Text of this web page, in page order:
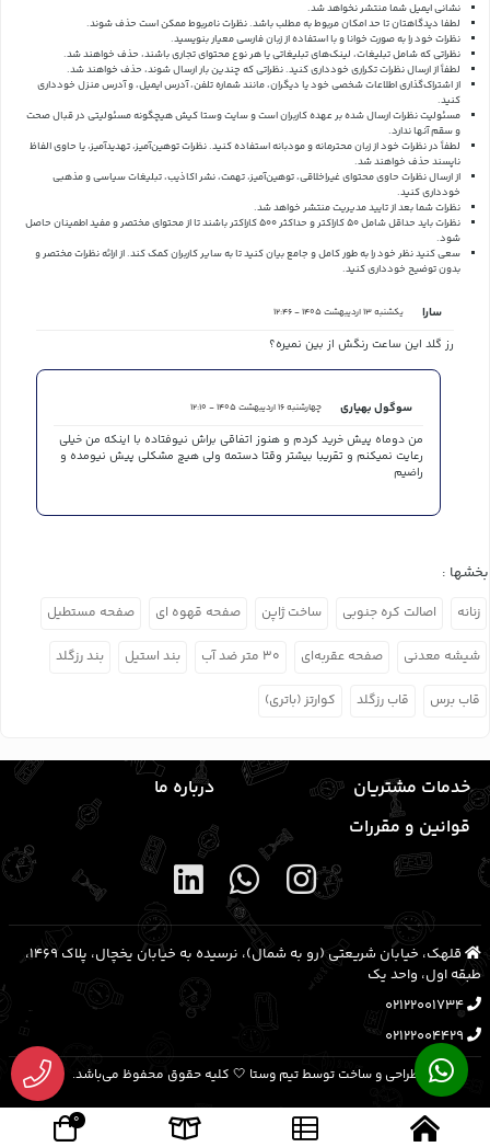
نشانی ایمیل شما منتشر نخواهد شد.
لطفا دیدگاهتان تا حد امکان مربوط به مطلب باشد. نظرات نامربوط ممکن است حذف شوند.
نظرات خود را به صورت خوانا و با استفاده از زبان فارسی معیار بنویسید.
نظراتی که شامل تبلیغات، لینک‌های تبلیغاتی یا هر نوع محتوای تجاری باشند، حذف خواهند شد.
لطفاً از ارسال نظرات تکراری خودداری کنید. نظراتی که چندین بار ارسال شوند، حذف خواهند شد.
از اشتراک‌گذاری اطلاعات شخصی خود یا دیگران، مانند شماره تلفن، آدرس ایمیل، و آدرس منزل خودداری
کنید.
مسئولیت نظرات ارسال شده بر عهده کاربران است و سایت وستا کیش هیچگونه مسئولیتی در قبال صحت
و سقم آنها ندارد.
لطفاً در نظرات خود از زبان محترمانه و مودبانه استفاده کنید. نظرات توهین‌آمیز، تهدیدآمیز، یا حاوی الفاظ
ناپسند حذف خواهند شد.
از ارسال نظرات حاوی محتوای غیراخلاقی، توهین‌آمیز، تهمت، نشر اکاذیب، تبلیغات سیاسی و مذهبی
خودداری کنید.
نظرات شما بعد از تایید مدیریت منتشر خواهد شد.
نظرات باید حداقل شامل 50 کاراکتر و حداکثر 500 کاراکتر باشند تا از محتوای مختصر و مفید اطمینان حاصل
شود.
سعی کنید نظر خود را به طور کامل و جامع بیان کنید تا به سایر کاربران کمک کند.از ارائه نظرات مختصر و
بدون توضیح خودداری کنید.
سارا یکشنبه 13 اردیبهشت 1405 - 12:46
رز گلد این ساعت رنگش از بین نمیره؟
سوگول بهیاری چهارشنبه 16 اردیبهشت 1405 - 12:10
من دوماه پیش خرید کردم و هنوز اتفاقی براش نیوفتاده با اینکه من خیلی
رعایت نمیکنم و تقریبا بیشتر وقتا دستمه ولی هیچ مشکلی پیش نیومده و
راضیم
بخشها :
زنانه اصالت کره جنوبی ساخت ژاپن صفحه قهوه ای صفحه مستطیل
شیشه معدنی صفحه عقربه‌ای ۳۰ متر ضد آب بند استیل بند رزگلد
قاب برس قاب رزگلد کوارتز (باتری)
خدمات مشتریان
درباره ما
قوانین و مقررات
قلهک، خیابان شریعتی (رو به شمال)، نرسیده به خیابان یخچال، پلاک ۱۴۶۹،
طبقه اول، واحد یک
02122001734
02122004429
طراحی و ساخت توسط تیم وستا 🤍 کلیه حقوق محفوظ می‌باشد.
0